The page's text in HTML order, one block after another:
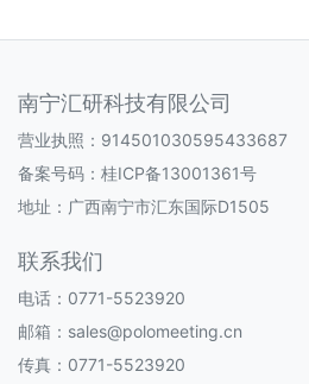
南宁汇研科技有限公司
营业执照：914501030595433687
备案号码： 桂ICP备13001361号
地址：广西南宁市汇东国际D1505
联系我们
电话：0771-5523920
邮箱：sales@polomeeting.cn
传真：0771-5523920